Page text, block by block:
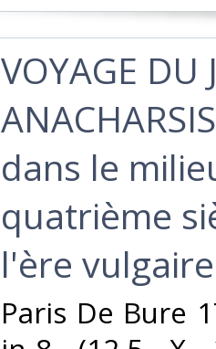
‎VOYAGE DU
dans le
quatrième
l'ère
‎Paris De Bure